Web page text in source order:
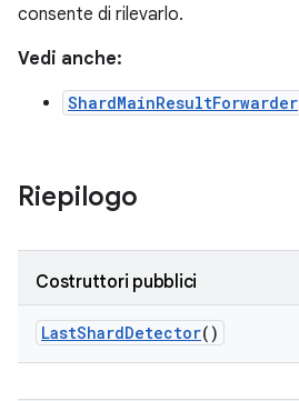
consente di rilevarlo.
Vedi anche:
ShardMainResultForwarder
Riepilogo
Costruttori pubblici
LastShardDetector()